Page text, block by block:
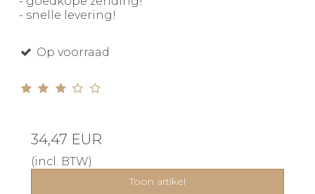
- snelle levering!
Op voorraad
34,47 EUR
(incl. BTW)
Toon artikel